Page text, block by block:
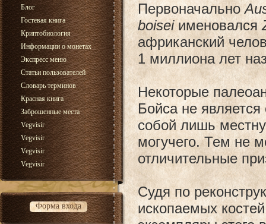
Блог
Гостевая книга
Криптобиология
Информации о монетах
Экспресс меню
Статьи пользователей
Словарь терминов
Красная книга
Заброшенные места
Vegvisir
Vegvisir
Vegvisir
Vegvisir
Форма входа
Первоначально
boiseiименовался
африканский
1 миллиона лет
Некоторые
Бойса не
собой лишь
могучего. Тем не
отличительные
Судя по
ископаемых